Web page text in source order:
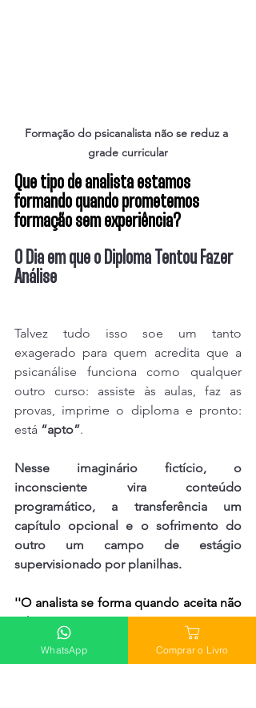
Formação do psicanalista não se reduz a
grade curricular
Que tipo de analista estamos
formando quando prometemos
formação sem experiência?
O Dia em que o Diploma Tentou Fazer
Análise
Talvez tudo isso soe um tanto
exagerado para quem acredita que a
psicanálise funciona como qualquer
outro curso: assiste às aulas, faz as
provas, imprime o diploma e pronto:
está “apto”.
Nesse imaginário fictício, o
inconsciente vira conteúdo
programático, a transferência um
capítulo opcional e o sofrimento do
outro um campo de estágio
supervisionado por planilhas.
''O analista se forma quando aceita não
saber.'' - Dan Mena
É confortável pensar assim não é?. Dá
WhatsApp Comprar o Livro